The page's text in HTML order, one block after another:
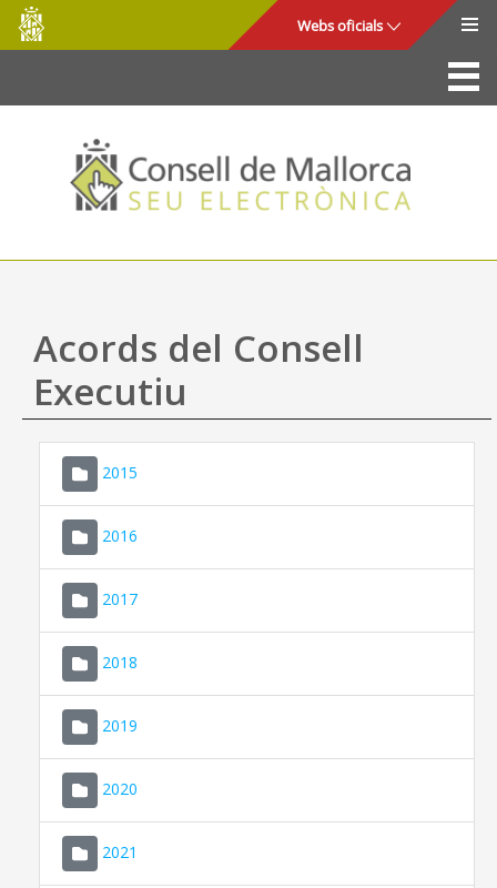
Salta al contingut principal
Consell
de
Mallorca
Webs oficials
La Seu
Consell de Mallorca
Accés i seguretat
Utilitats
Ajuda
Acords del Consell
Executiu
2015
2016
2017
2018
2019
2020
2021